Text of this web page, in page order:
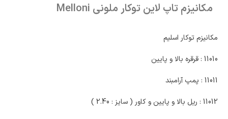
مکانیزم تاپ لاین توکار ملونی Melloni
مکانیزم توکار اسلیم
11010 : قرقره بالا و پایین
11011 : پمپ آرامبند
11012 : ریل بالا و پایین و کاور ( سایز : 2.40 )